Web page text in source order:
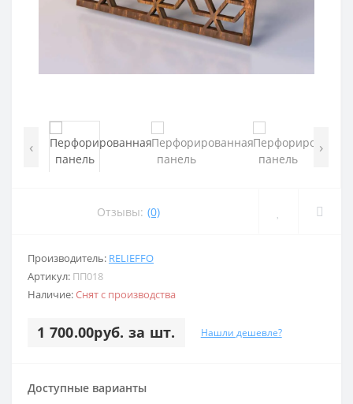
‹ ›
Отзывы: (0)
Производитель: RELIEFFO
Артикул: ПП018
Наличие:Снят с производства
1 700.00руб. за шт. Нашли дешевле?
Доступные варианты